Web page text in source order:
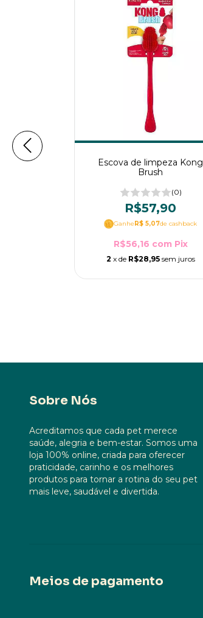
Flower
Escova de limpeza Kong
Brush
(0)
R$57,90
Ganhe R$ 5,07de cashback
R$56,16 com Pix
2 x de R$28,95 sem juros
Sobre Nós
Acreditamos que cada pet merece
saúde, alegria e bem-estar. Somos uma
loja 100% online, criada para oferecer
praticidade, carinho e os melhores
produtos para tornar a rotina do seu pet
mais leve, saudável e divertida.
Meios de pagamento